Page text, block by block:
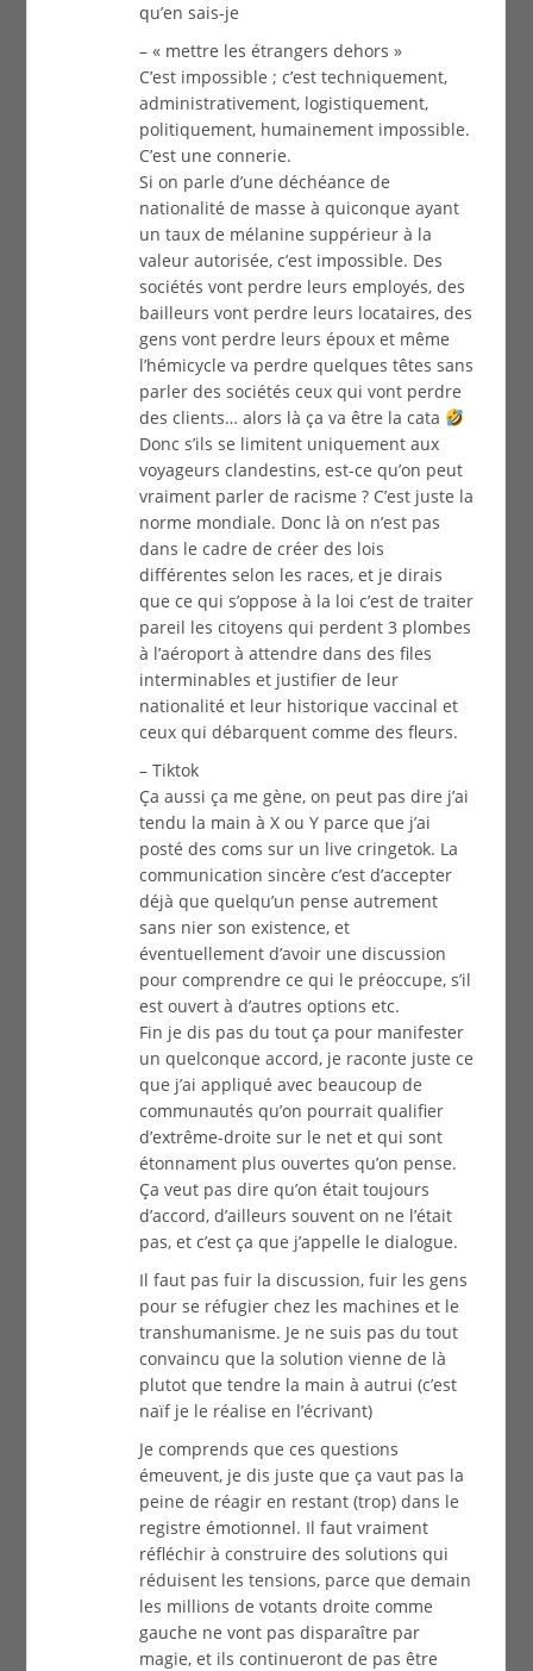
qu’en sais-je
– « mettre les étrangers dehors »
C’est impossible ; c’est techniquement,
administrativement, logistiquement,
politiquement, humainement impossible.
C’est une connerie.
Si on parle d’une déchéance de
nationalité de masse à quiconque ayant
un taux de mélanine suppérieur à la
valeur autorisée, c’est impossible. Des
sociétés vont perdre leurs employés, des
bailleurs vont perdre leurs locataires, des
gens vont perdre leurs époux et même
l’hémicycle va perdre quelques têtes sans
parler des sociétés ceux qui vont perdre
des clients… alors là ça va être la cata
Donc s’ils se limitent uniquement aux
voyageurs clandestins, est-ce qu’on peut
vraiment parler de racisme ? C’est juste la
norme mondiale. Donc là on n’est pas
dans le cadre de créer des lois
différentes selon les races, et je dirais
que ce qui s’oppose à la loi c’est de traiter
pareil les citoyens qui perdent 3 plombes
à l’aéroport à attendre dans des files
interminables et justifier de leur
nationalité et leur historique vaccinal et
ceux qui débarquent comme des fleurs.
– Tiktok
Ça aussi ça me gène, on peut pas dire j’ai
tendu la main à X ou Y parce que j’ai
posté des coms sur un live cringetok. La
communication sincère c’est d’accepter
déjà que quelqu’un pense autrement
sans nier son existence, et
éventuellement d’avoir une discussion
pour comprendre ce qui le préoccupe, s’il
est ouvert à d’autres options etc.
Fin je dis pas du tout ça pour manifester
un quelconque accord, je raconte juste ce
que j’ai appliqué avec beaucoup de
communautés qu’on pourrait qualifier
d’extrême-droite sur le net et qui sont
étonnament plus ouvertes qu’on pense.
Ça veut pas dire qu’on était toujours
d’accord, d’ailleurs souvent on ne l’était
pas, et c’est ça que j’appelle le dialogue.
Il faut pas fuir la discussion, fuir les gens
pour se réfugier chez les machines et le
transhumanisme. Je ne suis pas du tout
convaincu que la solution vienne de là
plutot que tendre la main à autrui (c’est
naïf je le réalise en l’écrivant)
Je comprends que ces questions
émeuvent, je dis juste que ça vaut pas la
peine de réagir en restant (trop) dans le
registre émotionnel. Il faut vraiment
réfléchir à construire des solutions qui
réduisent les tensions, parce que demain
les millions de votants droite comme
gauche ne vont pas disparaître par
magie, et ils continueront de pas être